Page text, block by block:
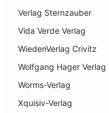
Verlag Sternzauber
Vida Verde Verlag
WiedenVerlag Crivitz
Wolfgang Hager Verlag
Worms-Verlag
Xquisiv-Verlag